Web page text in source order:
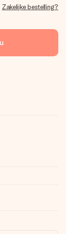
Zakelijke bestelling?